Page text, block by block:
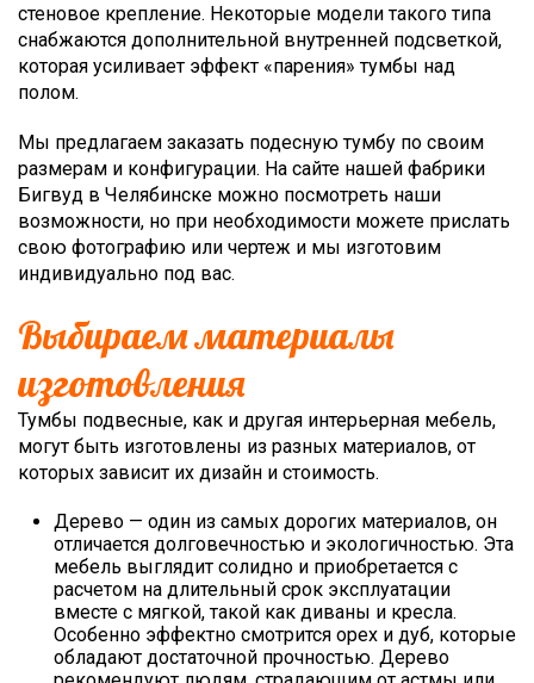
стеновое крепление. Некоторые модели такого типа
снабжаются дополнительной внутренней подсветкой,
которая усиливает эффект «парения» тумбы над
полом.
Мы предлагаем заказать подесную тумбу по своим
размерам и конфигурации. На сайте нашей фабрики
Бигвуд в Челябинске можно посмотреть наши
возможности, но при необходимости можете прислать
свою фотографию или чертеж и мы изготовим
индивидуально под вас.
Выбираем материалы
изготовления
Тумбы подвесные, как и другая интерьерная мебель,
могут быть изготовлены из разных материалов, от
которых зависит их дизайн и стоимость.
Дерево — один из самых дорогих материалов, он
отличается долговечностью и экологичностью. Эта
мебель выглядит солидно и приобретается с
расчетом на длительный срок эксплуатации
вместе с мягкой, такой как диваны и кресла.
Особенно эффектно смотрится орех и дуб, которые
обладают достаточной прочностью. Дерево